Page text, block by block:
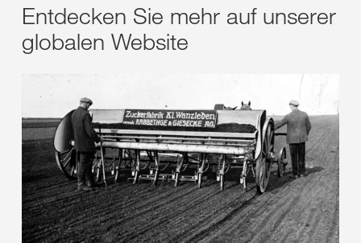
Entdecken Sie mehr auf unserer
globalen Website